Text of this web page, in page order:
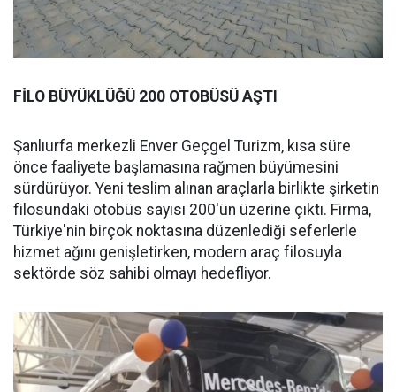
FİLO BÜYÜKLÜĞÜ 200 OTOBÜSÜ AŞTI
Şanlıurfa merkezli Enver Geçgel Turizm, kısa süre
önce faaliyete başlamasına rağmen büyümesini
sürdürüyor. Yeni teslim alınan araçlarla birlikte şirketin
filosundaki otobüs sayısı 200'ün üzerine çıktı. Firma,
Türkiye'nin birçok noktasına düzenlediği seferlerle
hizmet ağını genişletirken, modern araç filosuyla
sektörde söz sahibi olmayı hedefliyor.